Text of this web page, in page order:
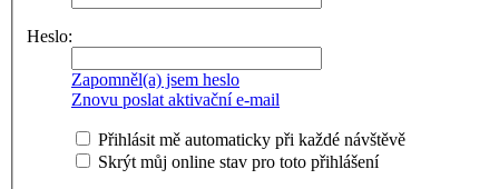
Heslo:
Zapomněl(a) jsem heslo
Znovu poslat aktivační e-mail
Přihlásit mě automaticky při každé návštěvě
Skrýt můj online stav pro toto přihlášení